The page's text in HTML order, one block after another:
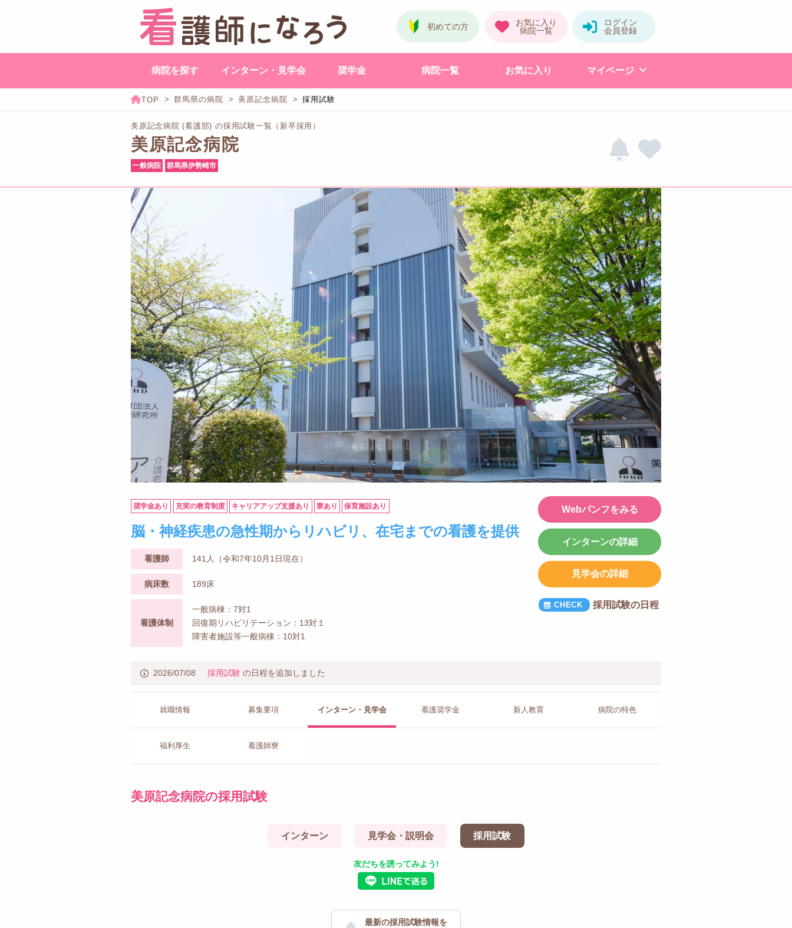
病院を探す インターン・見学会 奨学金 病院一覧 お気に入り マイページ
群馬県の病院 美原記念病院 採用試験
美原記念病院 (看護部) の採用試験一覧（新卒採用）
美原記念病院
一般病院 群馬県伊勢崎市
奨学金あり 充実の教育制度 キャリアアップ支援あり 寮あり 保育施設あり
脳・神経疾患の急性期からリハビリ、在宅までの看護を提供
看護師 141人（令和7年10月1日現在）
病床数 189床
看護体制
一般病棟：7対1
回復期リハビリテーション：13対１
障害者施設等一般病棟：10対1
Webパンフをみる
インターンの詳細
見学会の詳細
採用試験の日程
2026/07/08 採用試験 の日程を追加しました
就職情報 募集要項 インターン・見学会 看護奨学金 新人教育 病院の特色
福利厚生 看護師寮
美原記念病院の採用試験
インターン 見学会・説明会 採用試験
友だちを誘ってみよう!
最新の採用試験情報を